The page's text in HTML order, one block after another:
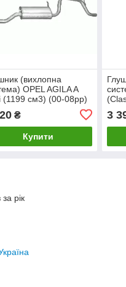
(вихлопна
OPEL AGILA A
(1199 см3) (00-08рр)
₴
Купити
3
рік